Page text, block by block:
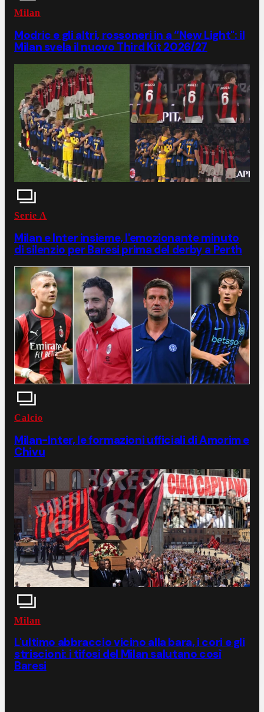
Milan
Modric e gli altri, rossoneri in a “New Light": il
Milan svela il nuovo Third Kit 2026/27
Serie A
Milan e Inter insieme, l'emozionante minuto
di silenzio per Baresi prima del derby a Perth
Calcio
Milan-Inter, le formazioni ufficiali di Amorim e
Chivu
Milan
L'ultimo abbraccio vicino alla bara, i cori e gli
striscioni: i tifosi del Milan salutano così
Baresi